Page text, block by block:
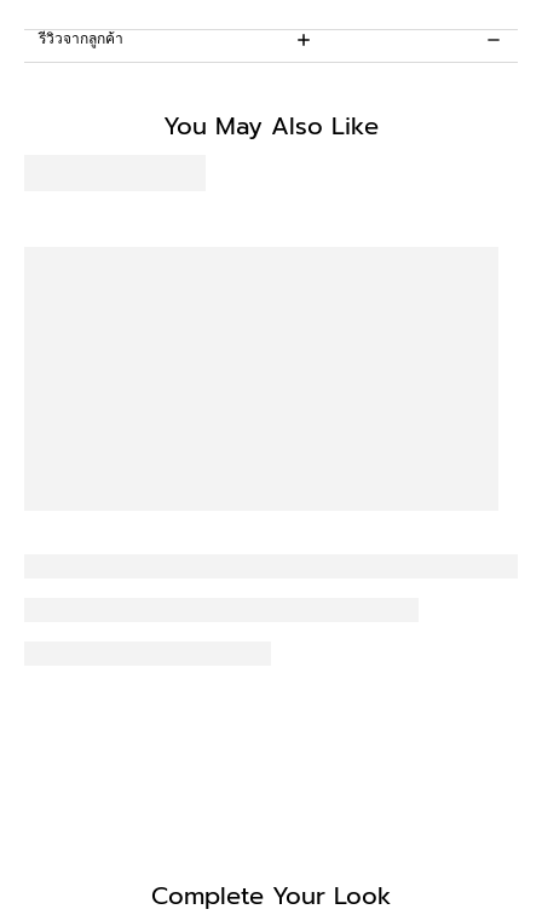
รีวิวจากลูกค้า
You May Also Like
Complete Your Look